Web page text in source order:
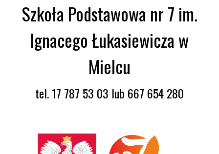
Szkoła Podstawowa nr 7 im.
Ignacego Łukasiewicza w
Mielcu
tel. 17 787 53 03 lub 667 654 280